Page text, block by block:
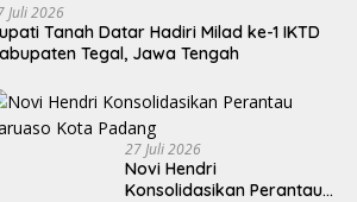
Juli 2026
Tanah Datar Hadiri Milad ke-1 IKTD
Tegal, Jawa Tengah
27 Juli 2026
Novi Hendri
Konsolidasikan Perantau